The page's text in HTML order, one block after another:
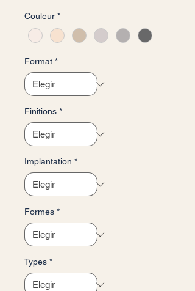
por
1
Metro
cuadrado
Couleur *
Format *
Finitions *
Implantation *
Formes *
Types *